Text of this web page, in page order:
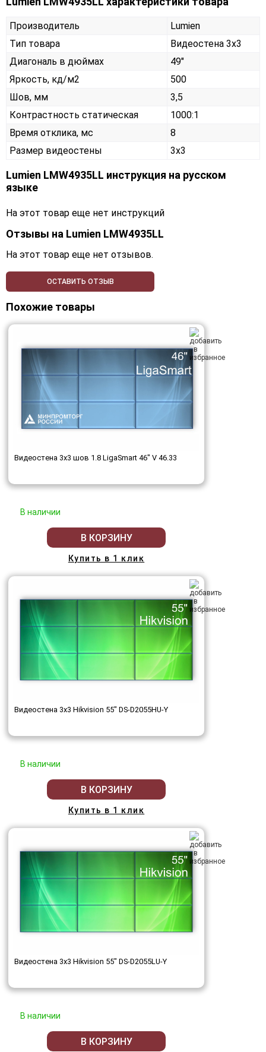
Производитель
Lumien
Тип товара
Видеостена 3х3
Диагональ в дюймах
49"
Яркость, кд/м2
500
Шов, мм
3,5
Контрастность статическая
1000:1
Время отклика, мс
8
Размер видеостены
3x3
Lumien LMW4935LL инструкция на русском
языке
На этот товар еще нет инструкций
Отзывы на Lumien LMW4935LL
На этот товар еще нет отзывов.
ОСТАВИТЬ ОТЗЫВ
Похожие товары
Видеостена 3x3 шов 1.8 LigaSmart 46" V 46.33
В наличии
В КОРЗИНУ
Купить в 1 клик
Видеостена 3x3 Hikvision 55" DS-D2055HU-Y
В наличии
В КОРЗИНУ
Купить в 1 клик
Видеостена 3x3 Hikvision 55" DS-D2055LU-Y
В наличии
В КОРЗИНУ